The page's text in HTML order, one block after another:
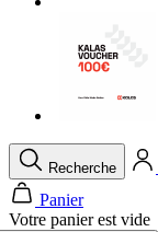
Recherche
Panier
Votre panier est vide